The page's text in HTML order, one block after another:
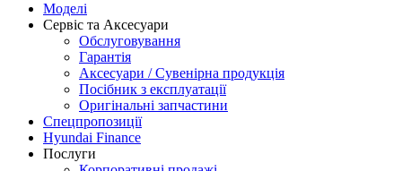
Моделі
Сервіс та Аксесуари
Обслуговування
Гарантія
Аксесуари / Сувенірна продукція
Посібник з експлуатації
Оригінальні запчастини
Спецпропозиції
Hyundai Finance
Послуги